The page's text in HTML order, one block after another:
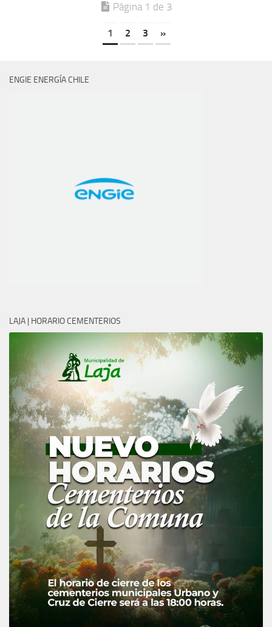
Página 1 de 3
1 2 3 »
ENGIE ENERGÍA CHILE
LAJA | HORARIO CEMENTERIOS